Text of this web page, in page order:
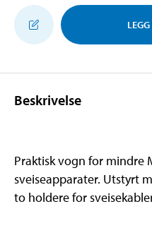
Beskrivelse
Praktisk vogn for mindre
sveiseapparater. Utstyrt
to holdere for